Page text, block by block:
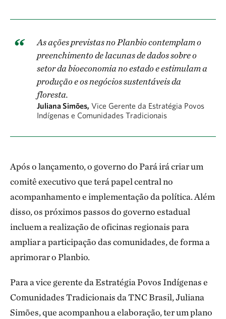
As ações previstas no Planbio contemplam o
preenchimento de lacunas de dados sobre o
setor da bioeconomia no estado e estimulam a
produção e os negócios sustentáveis da
floresta.
Juliana Simões, Vice Gerente da Estratégia Povos
Indígenas e Comunidades Tradicionais
Após o lançamento, o governo do Pará irá criar um
comitê executivo que terá papel central no
acompanhamento e implementação da política. Além
disso, os próximos passos do governo estadual
incluem a realização de oficinas regionais para
ampliar a participação das comunidades, de forma a
aprimorar o Planbio.
Para a vice gerente da Estratégia Povos Indígenas e
Comunidades Tradicionais da TNC Brasil, Juliana
Simões, que acompanhou a elaboração, ter um plano